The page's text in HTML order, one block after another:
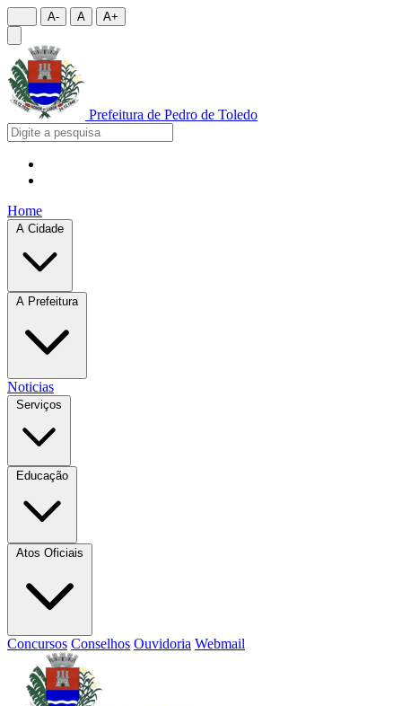
A- A A+
Prefeitura de Pedro de Toledo
Home
A Cidade
A Prefeitura
Noticias
Serviços
Educação
Atos Oficiais
Concursos Conselhos Ouvidoria Webmail